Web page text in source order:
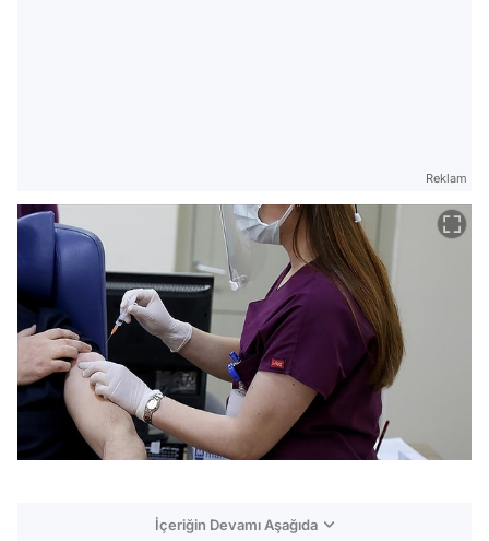
Reklam
İçeriğin Devamı Aşağıda